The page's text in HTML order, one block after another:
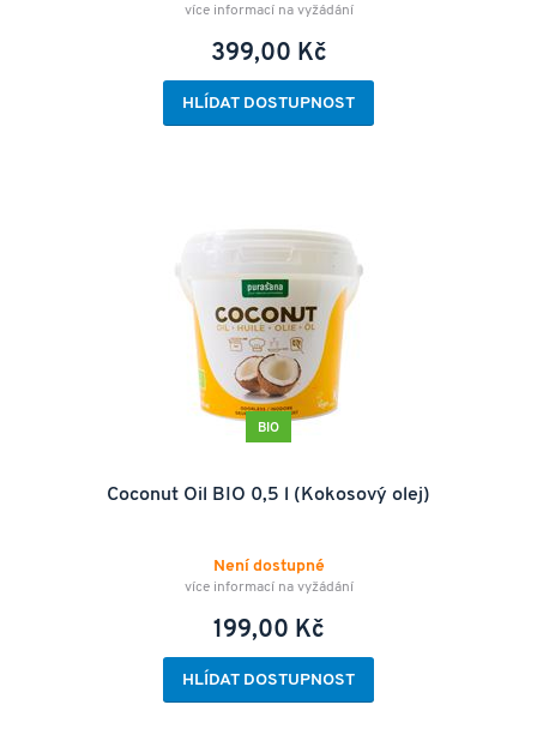
více informací na vyžádání
399,00 Kč
HLÍDAT DOSTUPNOST
BIO
Coconut Oil BIO 0,5 l (Kokosový olej)
Není dostupné
více informací na vyžádání
199,00 Kč
HLÍDAT DOSTUPNOST